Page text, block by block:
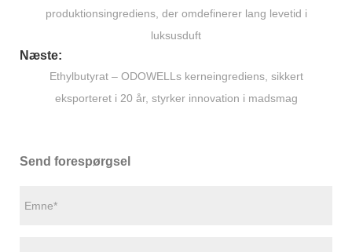
produktionsingrediens, der omdefinerer lang levetid i
luksusduft
Næste:
Ethylbutyrat – ODOWELLs kerneingrediens, sikkert
eksporteret i 20 år, styrker innovation i madsmag
Send forespørgsel